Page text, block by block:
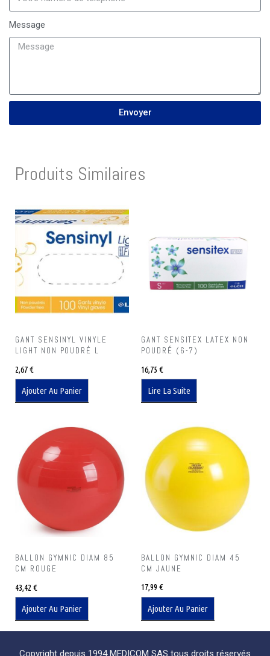
Message
Envoyer
Produits Similaires
GANT SENSINYL VINYLE
LIGHT NON POUDRÉ L
2,67€
Ajouter Au Panier
GANT SENSITEX LATEX NON
POUDRÉ (6-7)
16,75 €
Lire La Suite
BALLON GYMNIC DIAM 85
CM ROUGE
43,42 €
Ajouter Au Panier
BALLON GYMNIC DIAM 45
CM JAUNE
17,99 €
Ajouter Au Panier
Copyright depuis 1994 MEDICOM SAS tous droits réservés